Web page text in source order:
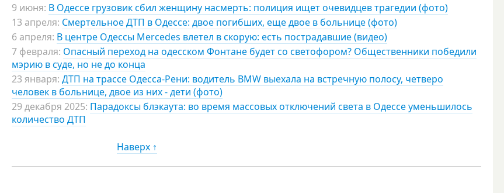
9 июня: В Одессе грузовик сбил женщину насмерть: полиция ищет очевидцев трагедии (фото)
13 апреля: Смертельное ДТП в Одессе: двое погибших, еще двое в больнице (фото)
6 апреля: В центре Одессы Mercedes влетел в скорую: есть пострадавшие (видео)
7 февраля: Опасный переход на одесском Фонтане будет со светофором? Общественники победили
мэрию в суде, но не до конца
23 января: ДТП на трассе Одесса-Рени: водитель BMW выехала на встречную полосу, четверо
человек в больнице, двое из них - дети (фото)
29 декабря 2025: Парадоксы блэкаута: во время массовых отключений света в Одессе уменьшилось
количество ДТП
Наверх ↑